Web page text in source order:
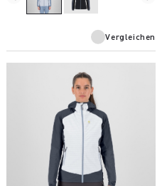
optimalen Wetterschutz - in
Vergleichen